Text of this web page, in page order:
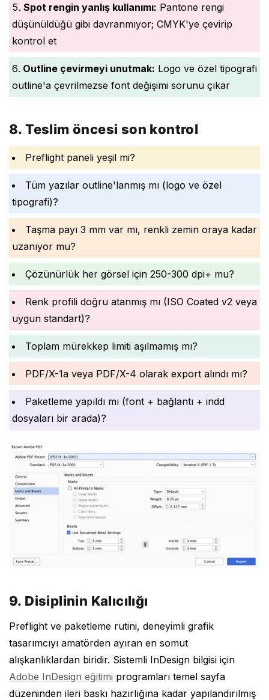
Spot rengin yanlış kullanımı: Pantone rengi
düşünüldüğü gibi davranmıyor; CMYK'ye çevirip
kontrol et
Outline çevirmeyi unutmak: Logo ve özel tipografi
outline'a çevrilmezse font değişimi sorunu çıkar
8. Teslim öncesi son kontrol
Preflight paneli yeşil mi?
Tüm yazılar outline'lanmış mı (logo ve özel
tipografi)?
Taşma payı 3 mm var mı, renkli zemin oraya kadar
uzanıyor mu?
Çözünürlük her görsel için 250-300 dpi+ mu?
Renk profili doğru atanmış mı (ISO Coated v2 veya
uygun standart)?
Toplam mürekkep limiti aşılmamış mı?
PDF/X-1a veya PDF/X-4 olarak export alındı mı?
Paketleme yapıldı mı (font + bağlantı + indd
dosyaları bir arada)?
9. Disiplinin Kalıcılığı
Preflight ve paketleme rutini, deneyimli grafik
tasarımcıyı amatörden ayıran en somut
alışkanlıklardan biridir. Sistemli InDesign bilgisi için
Adobe InDesign eğitimi programları temel sayfa
düzeninden ileri baskı hazırlığına kadar yapılandırılmış